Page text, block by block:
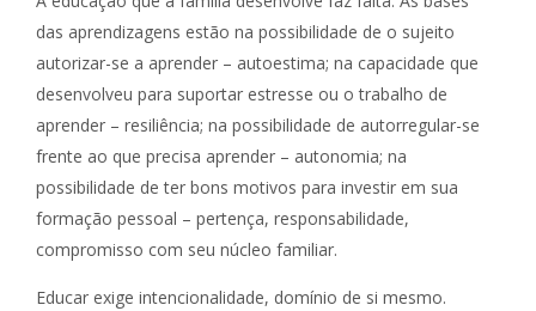
das aprendizagens estão na possibilidade de o sujeito
autorizar-se a aprender – autoestima; na capacidade que
desenvolveu para suportar estresse ou o trabalho de
aprender – resiliência; na possibilidade de autorregular-se
frente ao que precisa aprender – autonomia; na
possibilidade de ter bons motivos para investir em sua
formação pessoal – pertença, responsabilidade,
compromisso com seu núcleo familiar.
Educar exige intencionalidade, domínio de si mesmo.